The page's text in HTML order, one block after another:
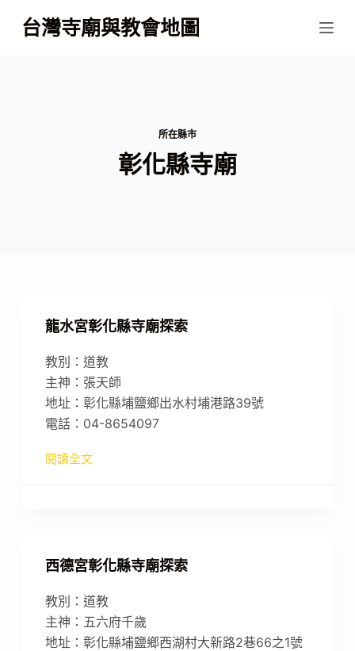
跳
至
台灣寺廟與教會地圖
所在縣市
彰化縣寺廟
龍水宮彰化縣寺廟探索
教別：道教
主神：張天師
地址：彰化縣埔鹽鄉出水村埔港路39號
電話：04-8654097
閱讀全文
西德宮彰化縣寺廟探索
教別：道教
主神：五六府千歲
地址：彰化縣埔鹽鄉西湖村大新路2巷66之1號